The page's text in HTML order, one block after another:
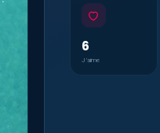
6
J’aime